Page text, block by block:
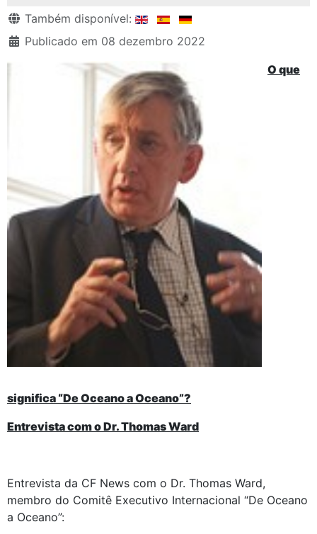
Detalhes
Também disponível:
Publicado em 08 dezembro 2022
O que
significa “De Oceano a Oceano”?
Entrevista com o Dr. Thomas Ward
Entrevista da CF News com o Dr. Thomas Ward,
membro do Comitê Executivo Internacional “De Oceano
a Oceano”: